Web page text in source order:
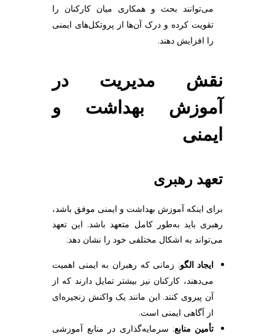
می‌توانند بحث و همکاری میان کارکنان را
تقویت کرده و درک آن‌ها از پروتکل‌های ایمنی
را افزایش دهند.
نقش مدیریت در
آموزش بهداشت و
ایمنی
تعهد رهبری
برای اینکه آموزش بهداشت و ایمنی موفق باشد،
رهبری باید به‌طور کامل متعهد باشد. این تعهد
می‌تواند به اشکال مختلفی خود را نشان دهد:
ایجاد الگو: زمانی که رهبران به ایمنی اهمیت
می‌دهند، کارکنان نیز بیشتر تمایل دارند که از
آن پیروی کنند. این مانند یک واکنش زنجیره‌ای
از آگاهی ایمنی است.
تأمین منابع: سرمایه‌گذاری در منابع آموزشی